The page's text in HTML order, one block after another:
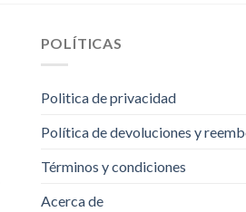
POLÍTICAS
Politica de privacidad
Política de devoluciones y
Términos y condiciones
Acerca de